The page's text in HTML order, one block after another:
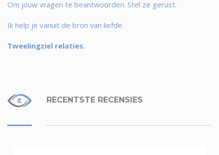
Om jouw vragen te beantwoorden. Stel ze gerust.
Ik help je vanuit de bron van liefde.
Tweelingziel relaties.
RECENTSTE RECENSIES